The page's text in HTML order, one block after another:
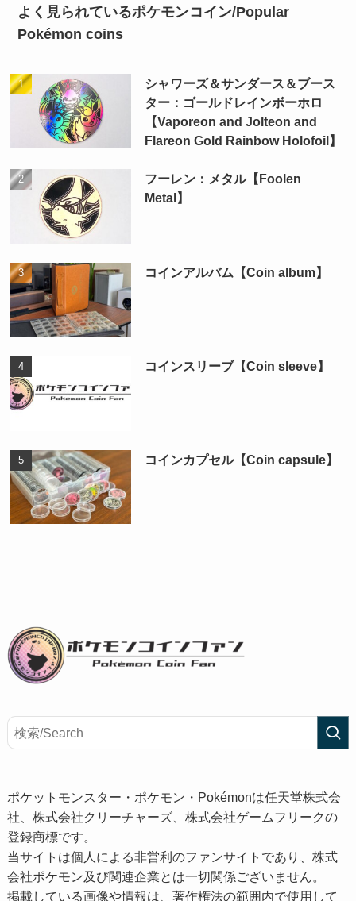
よく見られているポケモンコイン/Popular
Pokémon coins
シャワーズ＆サンダース＆ブース
ター：ゴールドレインボーホロ
【Vaporeon and Jolteon and
Flareon Gold Rainbow Holofoil】
フーレン：メタル【Foolen
Metal】
コインアルバム【Coin album】
コインスリーブ【Coin sleeve】
コインカプセル【Coin capsule】
ポケットモンスター・ポケモン・Pokémonは任天堂株式会
社、株式会社クリーチャーズ、株式会社ゲームフリークの
登録商標です。
当サイトは個人による非営利のファンサイトであり、株式
会社ポケモン及び関連企業とは一切関係ございません。
掲載している画像や情報は、著作権法の範囲内で使用して